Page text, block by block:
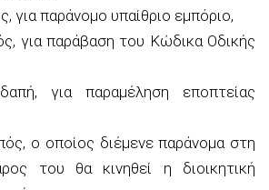
για παράνομο υπαίθριο εμπόριο,
για παράβαση του Κώδικα Οδικής
για παραμέληση εποπτείας
ο οποίος διέμενε παράνομα στη
του θα κινηθεί η διοικητική